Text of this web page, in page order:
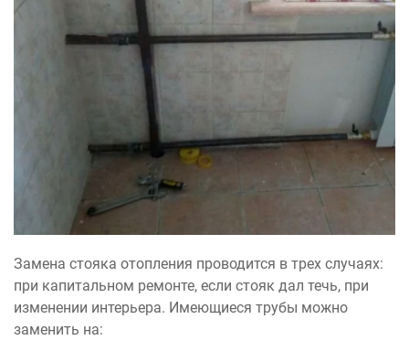
Замена стояка отопления проводится в трех случаях:
при капитальном ремонте, если стояк дал течь, при
изменении интерьера. Имеющиеся трубы можно
заменить на: